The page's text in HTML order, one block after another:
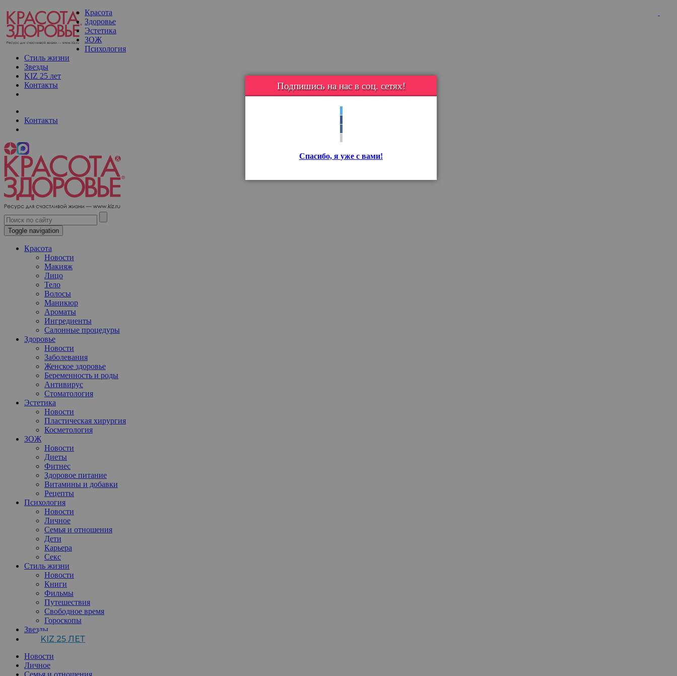
Красота
Здоровье
Эстетика
ЗОЖ
Психология
Стиль жизни
Звезды
KIZ 25 лет
Контакты
Контакты
Toggle navigation
Красота
Новости
Макияж
Лицо
Тело
Волосы
Маникюр
Ароматы
Ингредиенты
Салонные процедуры
Здоровье
Новости
Заболевания
Женское здоровье
Беременность и роды
Антивирус
Стоматология
Эстетика
Новости
Пластическая хирургия
Косметология
ЗОЖ
Новости
Диеты
Фитнес
Здоровое питание
Витамины и добавки
Рецепты
Психология
Новости
Личное
Семья и отношения
Дети
Карьера
Секс
Стиль жизни
Новости
Книги
Фильмы
Путешествия
Свободное время
Гороскопы
Звезды
KIZ 25 ЛЕТ
Новости
Личное
Семья и отношения
Подпишись на нас в соц. сетях!
Спасибо, я уже с вами!